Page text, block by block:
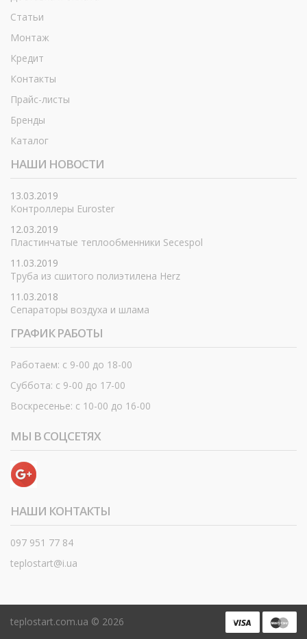
Статьи
Монтаж
Кредит
Контакты
Прайс-листы
Бренды
Каталог
НАШИ НОВОСТИ
13.03.2019
Контроллеры Euroster
12.03.2019
Пластинчатые теплообменники Secespol
11.03.2019
Труба из сшитого полиэтилена Herz
11.03.2018
Сепараторы воздуха и шлама
ГРАФИК РАБОТЫ
Работаем: с 9-00 до 18-00
Суббота: с 9-00 до 17-00
Воскресенье: с 10-00 до 16-00
МЫ В СОЦСЕТЯХ
НАШИ КОНТАКТЫ
097 951 77 84
teplostart@i.ua
teplostart.com.ua © 2026